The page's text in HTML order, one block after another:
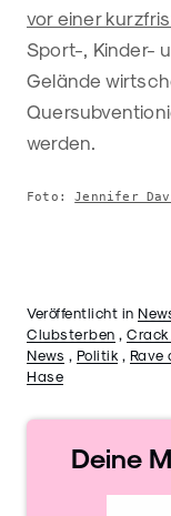
vor einer
Sport-, Kinder-
Gelände
werden.
Foto: Jennifer
Veröffentlicht in
Clubsterben , Crack
News , Politik , Rave
Hase
Deine